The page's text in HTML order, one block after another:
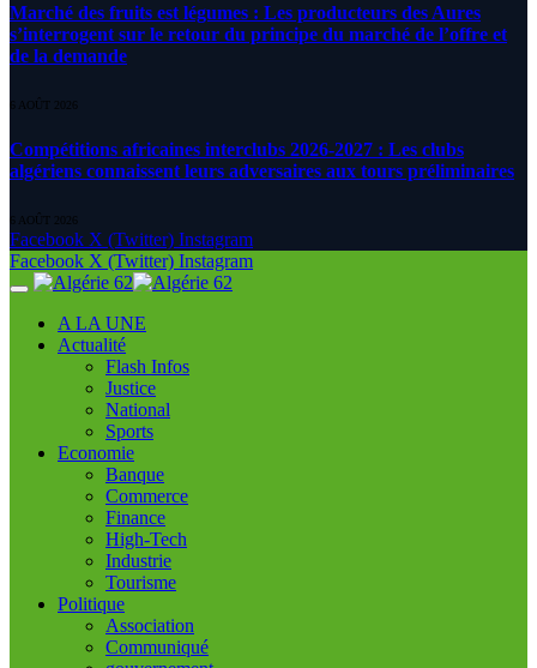
Marché des fruits est légumes : Les producteurs des Aures
s’interrogent sur le retour du principe du marché de l’offre et
de la demande
6 AOÛT 2026
Compétitions africaines interclubs 2026-2027 : Les clubs
algériens connaissent leurs adversaires aux tours préliminaires
6 AOÛT 2026
Facebook X (Twitter) Instagram
Facebook X (Twitter) Instagram
A LA UNE
Actualité
Flash Infos
Justice
National
Sports
Economie
Banque
Commerce
Finance
High-Tech
Industrie
Tourisme
Politique
Association
Communiqué